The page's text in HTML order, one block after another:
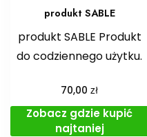
produkt SABLE
produkt SABLE Produkt
do codziennego użytku.
70,00zł
Zobacz gdzie kupić
najtaniej